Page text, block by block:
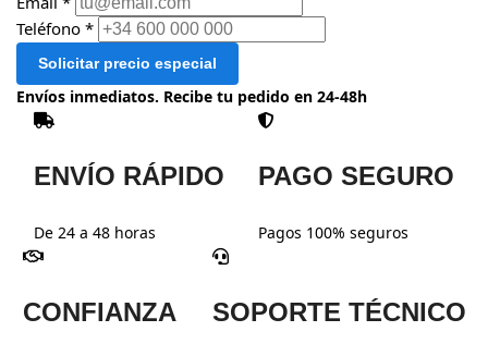
Teléfono *
Solicitar precio especial
Envíos inmediatos. Recibe tu pedido en 24-48h
ENVÍO RÁPIDO
De 24 a 48 horas
PAGO SEGURO
Pagos 100% seguros
CONFIANZA SOPORTE TÉCNICO